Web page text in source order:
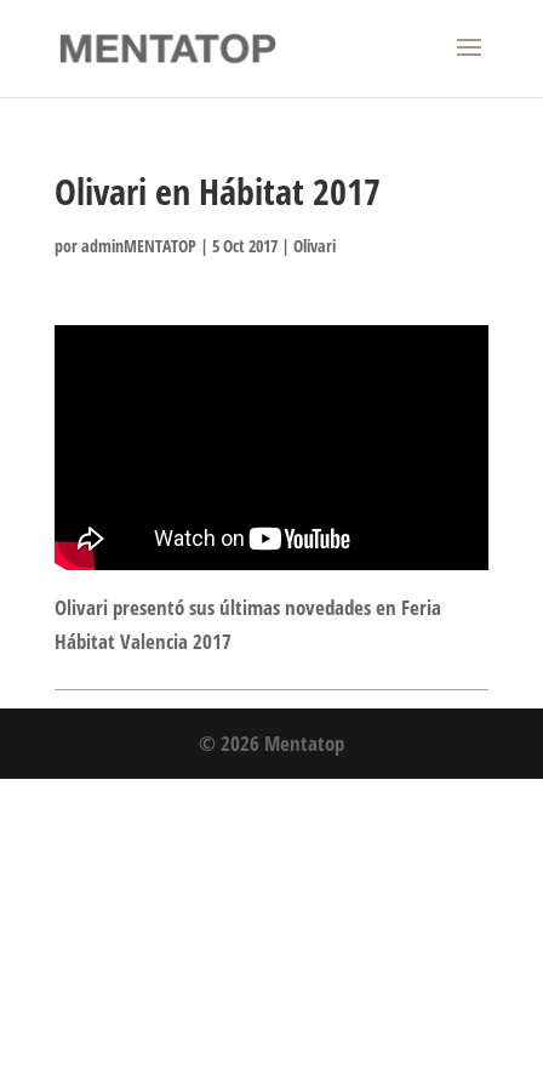
Olivari en Hábitat 2017
poradminMENTATOP| 5 Oct 2017| Olivari
Olivari presentó sus últimas novedades en Feria
Hábitat Valencia 2017
© 2026 Mentatop